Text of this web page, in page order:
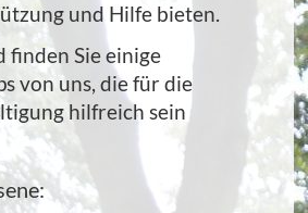
und Hilfe bieten.
finden Sie einige
von uns, die für die
hilfreich sein